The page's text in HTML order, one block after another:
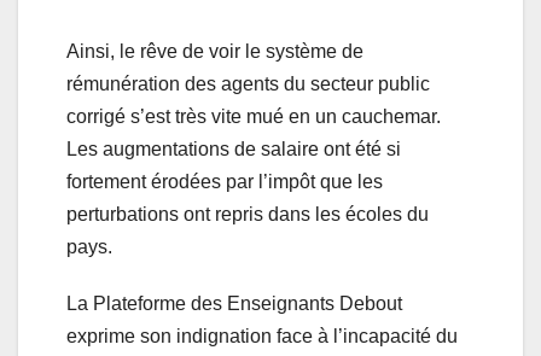
Ainsi, le rêve de voir le système de
rémunération des agents du secteur public
corrigé s’est très vite mué en un cauchemar.
Les augmentations de salaire ont été si
fortement érodées par l’impôt que les
perturbations ont repris dans les écoles du
pays.
La Plateforme des Enseignants Debout
exprime son indignation face à l’incapacité du